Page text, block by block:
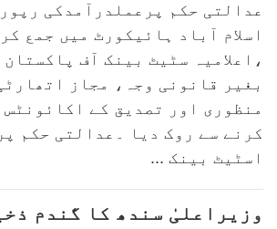
عدالتی حکم پرعملدرآمدکی
اسلام آباد ہائیکورٹ میں جمع
،اعلامیہ سٹیٹ بینک آف پاکستان
بغیر قانونی وجہ، مجاز
منظوری اور تصدیق کے اکائونٹس
کرنے سے روک دیا ۔عدالتی حکم پر
اسٹیٹ بینک ...
وزیراعلیٰ سندھ کا گندم